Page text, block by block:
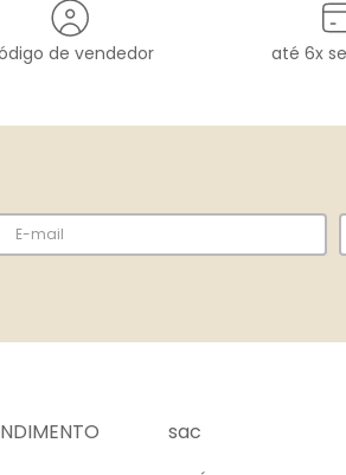
de vendedor até 6x
sac